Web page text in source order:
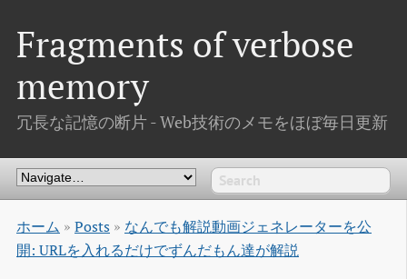
Fragments of verbose
memory
冗長な記憶の断片 - Web技術のメモをほぼ毎日更新
ホーム » Posts » なんでも解説動画ジェネレーターを公
開: URLを入れるだけでずんだもん達が解説